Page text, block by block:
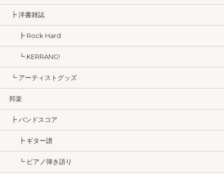
┣ 洋書雑誌
┣ Rock Hard
┗ KERRANG!
┗ アーティストグッズ
邦楽
┣ バンドスコア
┣ ギター譜
┗ ピアノ弾き語り